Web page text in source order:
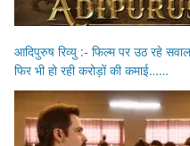
आदिपुरुष रिव्यु :- फिल्म पर उठ रहे
फिर भी हो रही करोड़ों की कमाई……